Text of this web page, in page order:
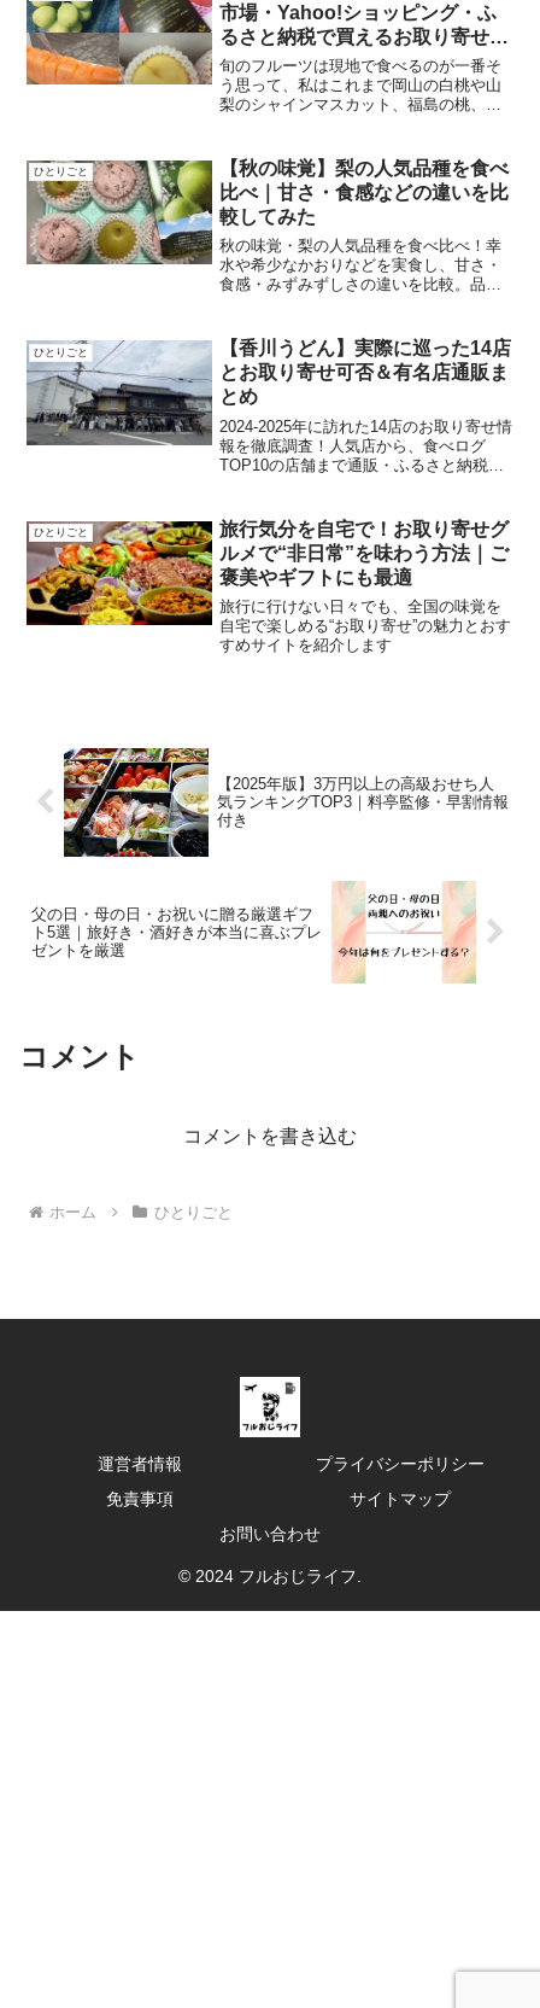
市場・Yahoo!ショッピング・ふ
るさと納税で買えるお取り寄せガ
イド
旬のフルーツは現地で食べるのが一番そ
う思って、私はこれまで岡山の白桃や山
梨のシャインマスカット、福島の桃、愛
言うと「できれば通販で手軽に買いた
い」と思っていましたあなた...
ひとりごと
【秋の味覚】梨の人気品種を食べ
比べ｜甘さ・食感などの違いを比
較してみた
秋の味覚・梨の人気品種を食べ比べ！幸
水や希少なかおりなどを実食し、甘さ・
食感・みずみずしさの違いを比較。品種
ひとりごと
【香川うどん】実際に巡った14店
とお取り寄せ可否＆有名店通販ま
とめ
2024-2025年に訪れた14店のお取り寄せ情
報を徹底調査！人気店から、食べログ
TOP10の店舗まで通販・ふるさと納税の
香川うどん選びの参考にどうぞ
ひとりごと
旅行気分を自宅で！お取り寄せグ
ルメで“非日常”を味わう方法｜ご
褒美やギフトにも最適
旅行に行けない日々でも、全国の味覚を
自宅で楽しめる“お取り寄せ”の魅力とおす
すめサイトを紹介します
【2025年版】3万円以上の高級おせち人
気ランキングTOP3｜料亭監修・早割情報
付き
父の日・母の日・お祝いに贈る厳選ギフ
ト5選｜旅好き・酒好きが本当に喜ぶプレ
ゼントを厳選
コメント
コメントを書き込む
ホーム ひとりごと
運営者情報
プライバシーポリシー
免責事項
サイトマップ
お問い合わせ
© 2024 フルおじライフ.